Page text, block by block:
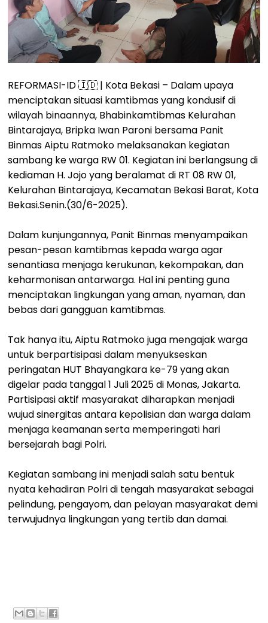
REFORMASI-ID 🇮🇩 | Kota Bekasi – Dalam upaya
menciptakan situasi kamtibmas yang kondusif di
wilayah binaannya, Bhabinkamtibmas Kelurahan
Bintarajaya, Bripka Iwan Paroni bersama Panit
Binmas Aiptu Ratmoko melaksanakan kegiatan
sambang ke warga RW 01. Kegiatan ini berlangsung di
kediaman H. Jojo yang beralamat di RT 08 RW 01,
Kelurahan Bintarajaya, Kecamatan Bekasi Barat, Kota
Bekasi.Senin.(30/6-2025).
Dalam kunjungannya, Panit Binmas menyampaikan
pesan-pesan kamtibmas kepada warga agar
senantiasa menjaga kerukunan, kekompakan, dan
keharmonisan antarwarga. Hal ini penting guna
menciptakan lingkungan yang aman, nyaman, dan
bebas dari gangguan kamtibmas.
Tak hanya itu, Aiptu Ratmoko juga mengajak warga
untuk berpartisipasi dalam menyukseskan
peringatan HUT Bhayangkara ke-79 yang akan
digelar pada tanggal 1 Juli 2025 di Monas, Jakarta.
Partisipasi aktif masyarakat diharapkan menjadi
wujud sinergitas antara kepolisian dan warga dalam
menjaga keamanan serta memperingati hari
bersejarah bagi Polri.
Kegiatan sambang ini menjadi salah satu bentuk
nyata kehadiran Polri di tengah masyarakat sebagai
pelindung, pengayom, dan pelayan masyarakat demi
terwujudnya lingkungan yang tertib dan damai.